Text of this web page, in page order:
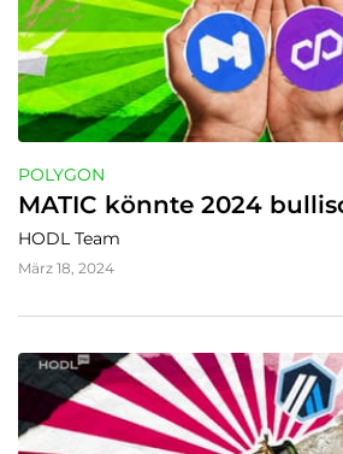
POLYGON
MATIC könnte 2024
HODL Team
März 18, 2024